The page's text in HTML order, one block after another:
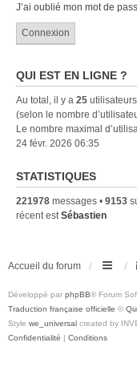
J’ai oublié mon mot de
QUI EST EN LIGNE ?
Au total, il y a 25
(selon le nombre
Le nombre maximal
24 févr. 2026 06:35
STATISTIQUES
221978 messages • 9153
récent estSébastien
Accueil du forum
Développé par phpBB® Forum
Traduction française officielle ©
Style we_universal created by
Confidentialité | Conditions